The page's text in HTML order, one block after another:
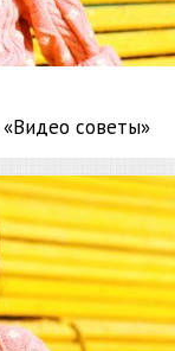
«Видео советы»